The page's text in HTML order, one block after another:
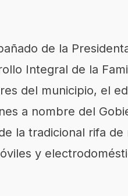
de la
Integral de la
del municipio, el
a nombre del
la tradicional rifa
y